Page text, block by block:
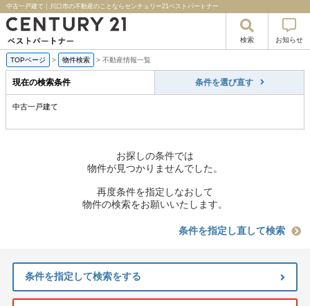
中古一戸建て｜川口市の不動産のことならセンチュリー21ベストパートナー
検索 お知らせ
TOPページ > 物件検索 > 不動産情報一覧
現在の検索条件 条件を選び直す
中古一戸建て
お探しの条件では
物件が見つかりませんでした。
再度条件を指定しなおして
物件の検索をお願いいたします。
条件を指定し直して検索
条件を指定して検索をする